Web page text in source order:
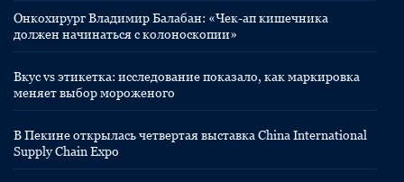
Онкохирург Владимир Балабан: «Чек-ап кишечника
должен начинаться с колоноскопии»
Вкус vs этикетка: исследование показало, как маркировка
меняет выбор мороженого
В Пекине открылась четвертая выставка China International
Supply Chain Expo